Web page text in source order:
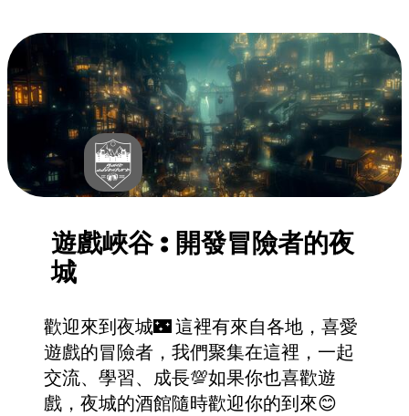
遊戲峽谷 : 開發冒險者的夜
城
歡迎來到夜城🌃 這裡有來自各地，喜愛
遊戲的冒險者，我們聚集在這裡，一起
交流、學習、成長💯如果你也喜歡遊
戲，夜城的酒館隨時歡迎你的到來😊